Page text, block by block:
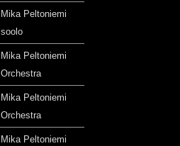
Mika Peltoniemi
soolo
Mika Peltoniemi
Orchestra
Mika Peltoniemi
Orchestra
Mika Peltoniemi